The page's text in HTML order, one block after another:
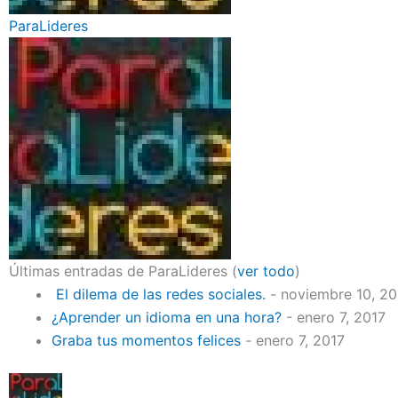
ParaLideres
Últimas entradas de ParaLideres (ver todo)
El dilema de las redes sociales. - noviembre 10,
¿Aprender un idioma en una hora? - enero 7, 2017
Graba tus momentos felices - enero 7, 2017